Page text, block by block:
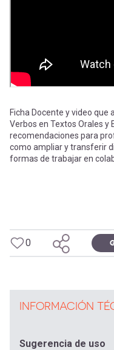
Menú
entrar
a
cuenta
Ficha Docente y video que
Verbos en Textos Orales y
recomendaciones para
como ampliar y transferir
formas de trabajar en
0
INFORMACIÓN
Sugerencia de uso